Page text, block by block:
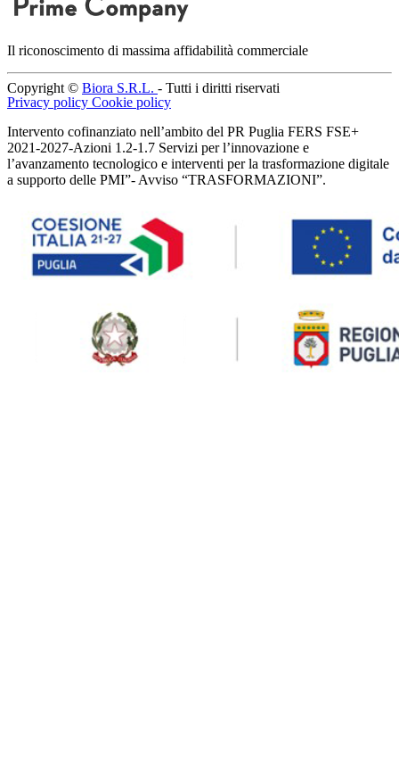
Il riconoscimento di massima affidabilità commerciale
Copyright © Biora S.R.L. - Tutti i diritti riservati
Privacy policy Cookie policy
Intervento cofinanziato nell’ambito del PR Puglia FERS FSE+
2021-2027-Azioni 1.2-1.7 Servizi per l’innovazione e
l’avanzamento tecnologico e interventi per la trasformazione digitale
a supporto delle PMI”- Avviso “TRASFORMAZIONI”.